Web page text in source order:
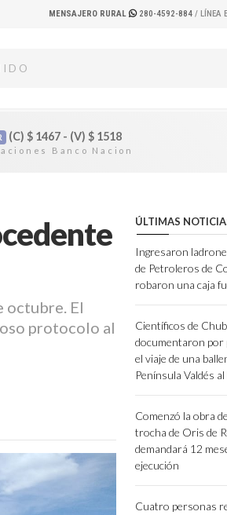
MENSAJERO RURAL 280-4592-884 / LÍNEA
(C) $1467 - (V) $1518
octubre. El
protocolo al
ÚLTIMAS
Ingresaron
de Petroleros de
robaron una caja
Científicos de
documentaron por
el viaje de una
Península Valdés al
Comenzó la obra
trocha de Oris de
demandará 12
ejecución
Cuatro personas